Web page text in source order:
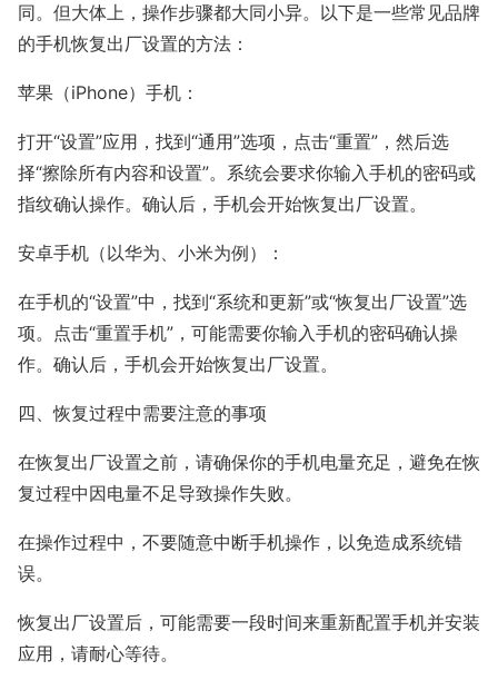
同。但大体上，操作步骤都大同小异。以下是一些常见品牌
的手机恢复出厂设置的方法：
苹果（iPhone）手机：
打开“设置”应用，找到“通用”选项，点击“重置”，然后选
择“擦除所有内容和设置”。系统会要求你输入手机的密码或
指纹确认操作。确认后，手机会开始恢复出厂设置。
安卓手机（以华为、小米为例）：
在手机的“设置”中，找到“系统和更新”或“恢复出厂设置”选
项。点击“重置手机”，可能需要你输入手机的密码确认操
作。确认后，手机会开始恢复出厂设置。
四、恢复过程中需要注意的事项
在恢复出厂设置之前，请确保你的手机电量充足，避免在恢
复过程中因电量不足导致操作失败。
在操作过程中，不要随意中断手机操作，以免造成系统错
误。
恢复出厂设置后，可能需要一段时间来重新配置手机并安装
应用，请耐心等待。